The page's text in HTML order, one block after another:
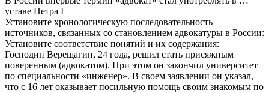
уставе Петра I
Установите хронологическую последовательность
источников, связанных со становлением адвокатуры в России:
Установите соответствие понятий и их содержания:
Господин Верещагин, 24 года, решил стать присяжным
поверенным (адвокатом). При этом он закончил университет
по специальности «инженер». В своем заявлении он указал,
что с 16 лет оказывает посильную помощь своим знакомым по